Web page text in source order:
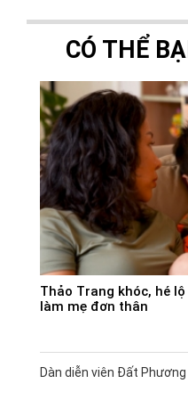
CÓ THỂ
Thảo Trang khóc, hé
làm mẹ đơn thân
Dàn diễn viên Đất